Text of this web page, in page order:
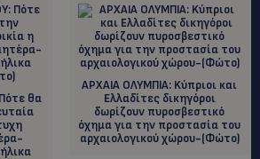
θα
ΑΡΧΑΙΑ ΟΛΥΜΠΙΑ: Kύπριοι και
Ελλαδίτες δικηγόροι
δωρίζουν πυροσβεστικό
όχημα για την προστασία του
αρχαιολογικού χώρου-(Φώτο)